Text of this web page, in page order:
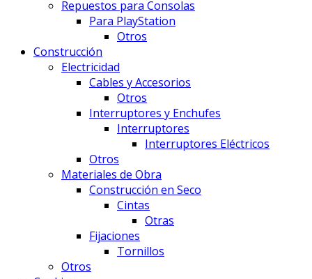
Repuestos para Consolas
Para PlayStation
Otros
Construcción
Electricidad
Cables y Accesorios
Otros
Interruptores y Enchufes
Interruptores
Interruptores Eléctricos
Otros
Materiales de Obra
Construcción en Seco
Cintas
Otras
Fijaciones
Tornillos
Otros